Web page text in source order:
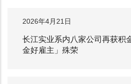
2026年4月21日
长江实业系内八家公司再获积
金好雇主」殊荣